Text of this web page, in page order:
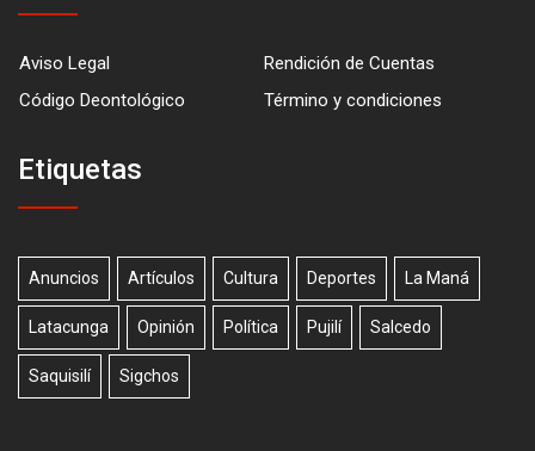
Aviso Legal
Rendición de Cuentas
Código Deontológico
Término y condiciones
Etiquetas
Anuncios Artículos Cultura Deportes La Maná
Latacunga Opinión Política Pujilí Salcedo
Saquisilí Sigchos